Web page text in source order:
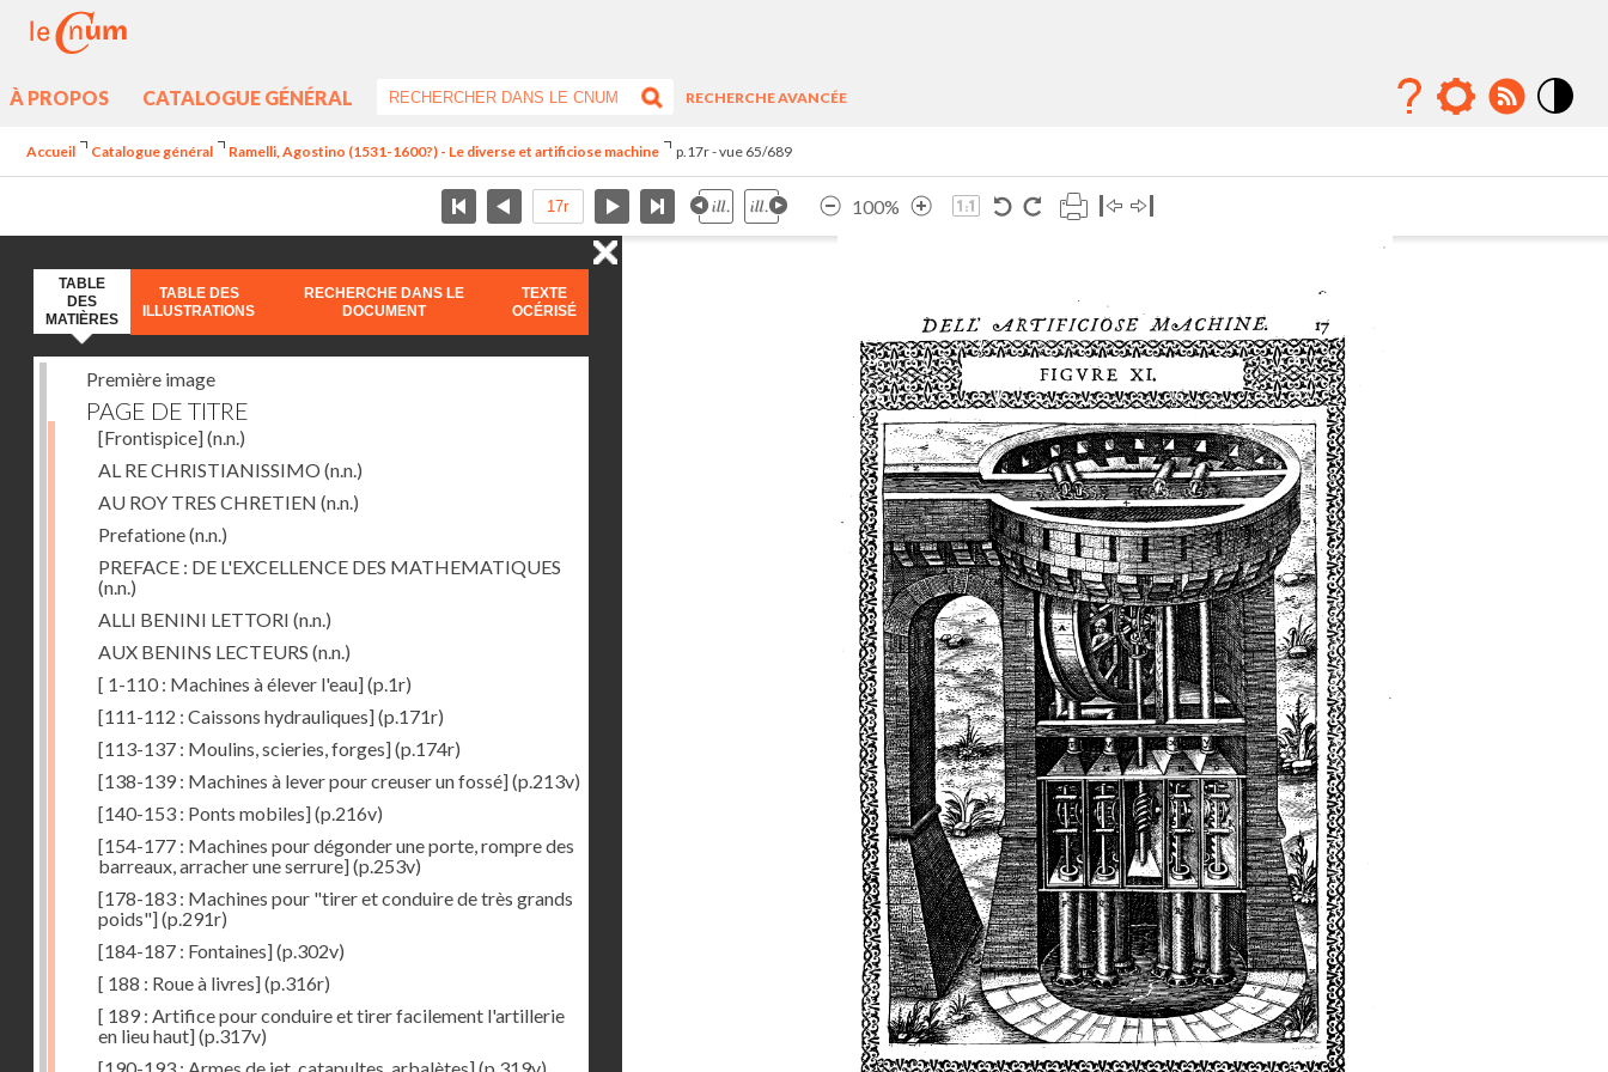
À PROPOS CATALOGUE GÉNÉRAL
RECHERCHE AVANCÉE
Accueil Catalogue général Ramelli, Agostino (1531-1600?) - Le diverse et artificiose machine p.17r - vue 65/689
100%
TABLE
DES
MATIÈRES
TABLE DES
ILLUSTRATIONS
RECHERCHE DANS LE
DOCUMENT
TEXTE
OCÉRISÉ
Première image
PAGE DE TITRE
[Frontispice](n.n.)
AL RE CHRISTIANISSIMO (n.n.)
AU ROY TRES CHRETIEN (n.n.)
Prefatione(n.n.)
PREFACE : DE L'EXCELLENCE DES MATHEMATIQUES
(n.n.)
ALLI BENINI LETTORI (n.n.)
AUX BENINS LECTEURS (n.n.)
[ 1-110 : Machines à élever l'eau](p.1r)
[111-112 : Caissons hydrauliques](p.171r)
[113-137 : Moulins, scieries, forges](p.174r)
[138-139 : Machines à lever pour creuser un fossé](p.213v)
[140-153 : Ponts mobiles](p.216v)
[154-177 : Machines pour dégonder une porte, rompre des
barreaux, arracher une serrure](p.253v)
[178-183 : Machines pour "tirer et conduire de très grands
poids"](p.291r)
[184-187 : Fontaines](p.302v)
[ 188 : Roue à livres](p.316r)
[ 189 : Artifice pour conduire et tirer facilement l'artillerie
en lieu haut](p.317v)